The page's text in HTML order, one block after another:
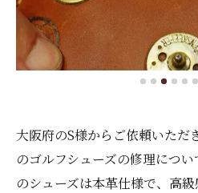
大阪府のS様からご依頼いただ
のゴルフシューズの修理につ
のシューズは本革仕様で、高